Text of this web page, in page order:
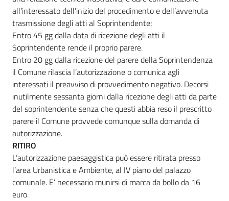
all’interessato dell’inizio del procedimento e dell’avvenuta
trasmissione degli atti al Soprintendente;
Entro 45 gg dalla data di ricezione degli atti il
Soprintendente rende il proprio parere.
Entro 20 gg dalla ricezione del parere della Soprintendenza
il Comune rilascia l’autorizzazione o comunica agli
interessati il preavviso di provvedimento negativo. Decorsi
inutilmente sessanta giorni dalla ricezione degli atti da parte
del soprintendente senza che questi abbia reso il prescritto
parere il Comune provvede comunque sulla domanda di
autorizzazione.
RITIRO
L’autorizzazione paesaggistica può essere ritirata presso
l’area Urbanistica e Ambiente, al IV piano del palazzo
comunale. E’ necessario munirsi di marca da bollo da 16
euro.